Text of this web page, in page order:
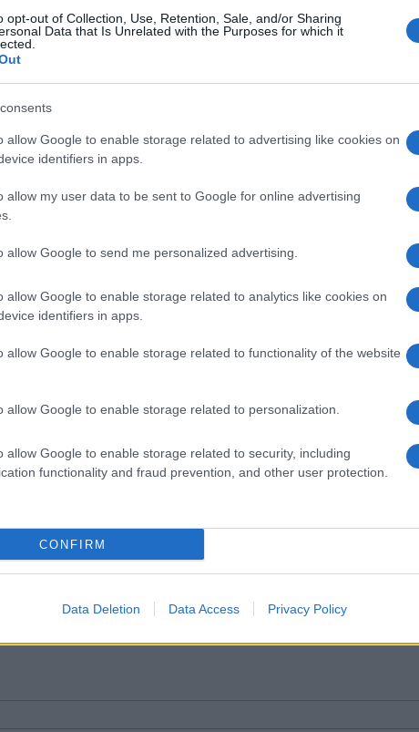
opt-out of Collection, Use, Retention, Sale, and/or Sharing
Data that Is Unrelated with the Purposes for which it
allow Google to enable storage related to advertising like cookies on
identifiers in apps.
allow my user data to be sent to Google for online advertising
allow Google to send me personalized advertising.
allow Google to enable storage related to analytics like cookies on
identifiers in apps.
allow Google to enable storage related to functionality of the website
allow Google to enable storage related to personalization.
allow Google to enable storage related to security, including
functionality and fraud prevention, and other user protection.
CONFIRM
Data Deletion Data Access Privacy Policy
Invia un Comunicato Stampa|Pubblicità|Segnala
e ricevi le nostre email periodiche contenenti le ultime notizie